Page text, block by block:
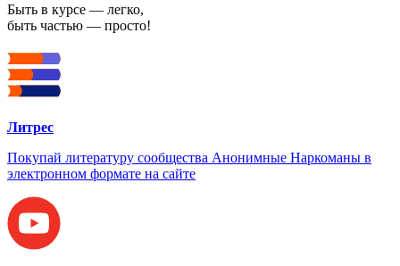
Быть в курсе — легко,
быть частью — просто!
Литрес
Покупай литературу сообщества Анонимные Наркоманы в
электронном формате на сайте